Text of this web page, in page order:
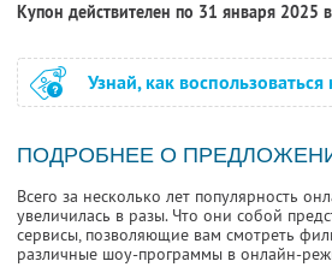
Купон действителен по 31 января 2025
Узнай, как
ПОДРОБНЕЕ О
Всего за несколько лет популярность
увеличилась в разы. Что они собой
сервисы, позволяющие вам смотреть
различные шоу-программы в онлайн-